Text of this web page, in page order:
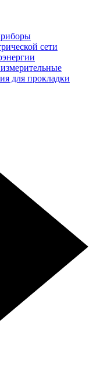
сети
для прокладки